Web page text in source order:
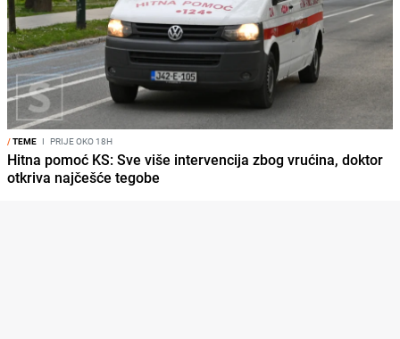
/TEME I PRIJE OKO 18H
Hitna pomoć KS: Sve više intervencija zbog vrućina, doktor
otkriva najčešće tegobe